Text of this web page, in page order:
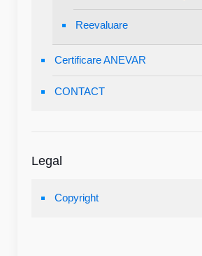
Reevaluare
Certificare ANEVAR
CONTACT
Legal
Copyright